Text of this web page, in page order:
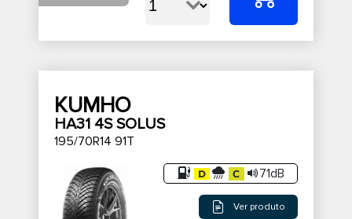
KUMHO
HA31 4S SOLUS
195/70R14 91T
71dB
Ver produto